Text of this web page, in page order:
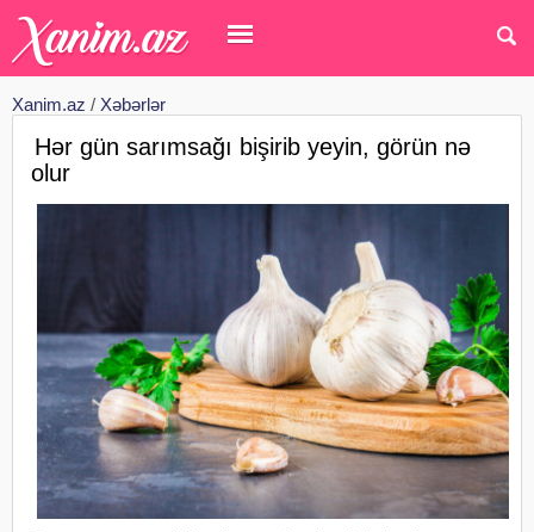
Xanim.az / Xəbərlər
Hər gün sarımsağı bişirib yeyin, görün nə
olur